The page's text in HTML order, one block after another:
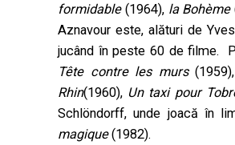
formidable(1964), la Bohème
Aznavour este, alături de
jucând în peste 60 de filme.
Tête contre les murs(1959),
Rhin(1960), Un taxi pour
Schlöndorff, unde joacă în
magique(1982).